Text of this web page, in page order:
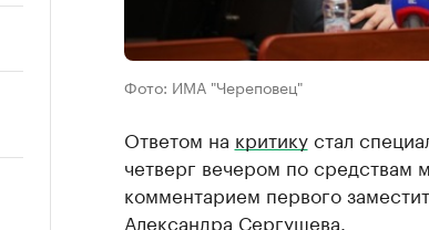
Фото: ИМА "Череповец"
Ответом на критикустал
четверг вечером по средствам
комментарием первого
Александра Сергушева.